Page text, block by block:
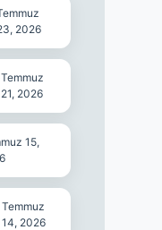
2026
Temmuz
21, 2026
15,
Temmuz
14, 2026